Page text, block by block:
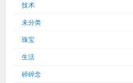
技术
未分类
珠宝
生活
碎碎念